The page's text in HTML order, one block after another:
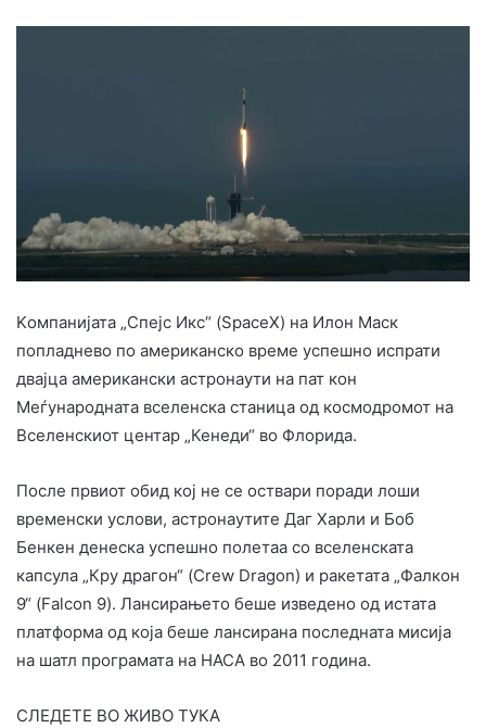
Kомпанијата „Спејс Икс“ (SpaceX) на Илон Маск
попладнево по американско време успешно испрати
двајца американски астронаути на пат кон
Меѓународната вселенска станица од космодромот на
Вселенскиот центар „Кенеди“ во Флорида.
После првиот обид кој не се оствари поради лоши
временски услови, астронаутите Даг Харли и Боб
Бенкен денеска успешно полетаа со вселенската
капсула „Кру драгон“ (Crew Dragon) и ракетата „Фалкон
9“ (Falcon 9). Лансирањето беше изведено од истата
платформа од која беше лансирана последната мисија
на шатл програмата на НАСА во 2011 година.
СЛЕДЕТЕ ВО ЖИВО ТУКА